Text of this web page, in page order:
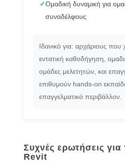
✓Ομαδική δυναμική για
συναδέλφους
Ιδανικό για: αρχάριους που
εντατική καθοδήγηση,
ομάδες μελετητών, και
επιθυμούν hands-on
επαγγελματικό περιβάλλον.
Συχνές ερωτήσεις
Revit